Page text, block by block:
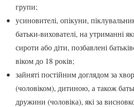
групи;
усиновителі, опікуни,
батьки-вихователі, на утриманні
сироти або діти, позбавлені
віком до 18 років;
зайняті постійним доглядом за
(чоловіком), дитиною, а також
дружини (чоловіка), які за